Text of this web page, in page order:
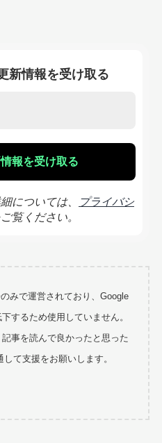
情報を受け取る
については、
プライバシ
覧ください。
みで運営されており、Google
するため使用していません。
事を読んで良かったと思った
て支援をお願いします。